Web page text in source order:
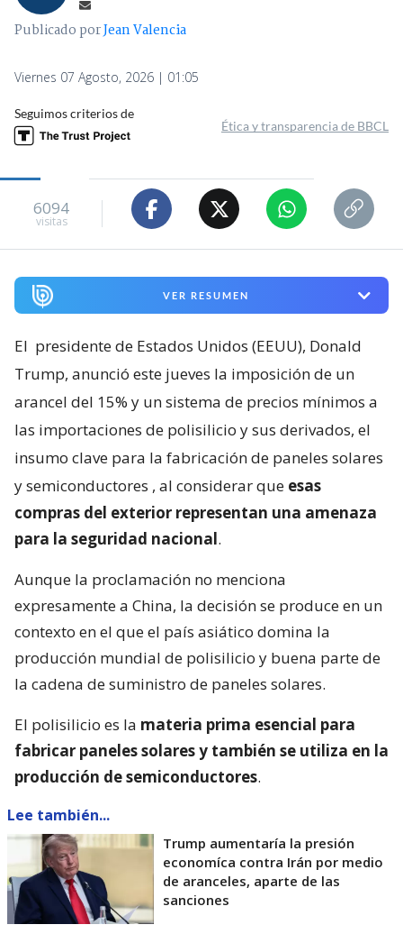
Publicado porJean Valencia
Viernes 07 Agosto, 2026 | 01:05
Seguimos criterios de
Ética y transparencia de BBCL
6094
visitas
VER RESUMEN
El presidente de Estados Unidos (EEUU), Donald
Trump, anunció este jueves la imposición de un
arancel del 15% y un sistema de precios mínimos a
las importaciones de polisilicio y sus derivados, el
insumo clave para la fabricación de paneles solares
y semiconductores , al considerar que esas
compras del exterior representan una amenaza
para la seguridad nacional.
Aunque la proclamación no menciona
expresamente a China, la decisión se produce en un
contexto en el que el país asiático domina la
producción mundial de polisilicio y buena parte de
la cadena de suministro de paneles solares.
El polisilicio es la materia prima esencial para
fabricar paneles solares y también se utiliza en la
producción de semiconductores.
Lee también...
Trump aumentaría la presión
economíca contra Irán por medio
de aranceles, aparte de las
sanciones